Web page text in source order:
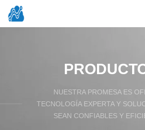
NUESTRA PROMESA ES
TECNOLOGÍA EXPERTA Y
SEAN CONFIABLES Y